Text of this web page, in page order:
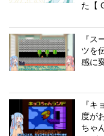
た【
『ス
ツを
感に
『
度が
ちゃ